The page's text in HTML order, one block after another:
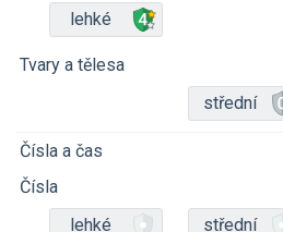
lehké
Tvary a tělesa
střední
Čísla a čas
Čísla
lehké
střední